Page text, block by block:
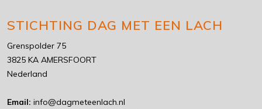
STICHTING DAG MET EEN LACH
Grenspolder 75
3825 KA AMERSFOORT
Nederland
Email: info@dagmeteenlach.nl